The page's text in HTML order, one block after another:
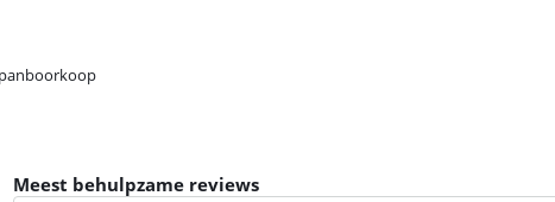
Meest behulpzame reviews